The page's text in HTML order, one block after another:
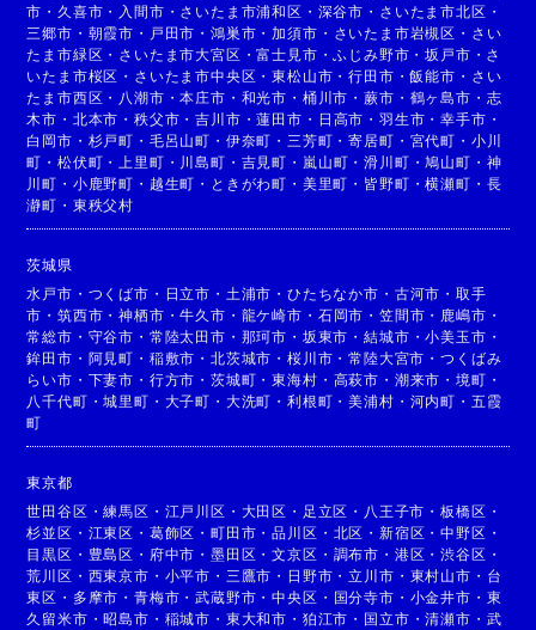
市 ・ 久喜市 ・ 入間市 ・ さいたま市浦和区 ・ 深谷市 ・ さいたま市北区 ・
三郷市 ・ 朝霞市 ・ 戸田市 ・鴻巣市 ・加須市 ・ さいたま市岩槻区 ・ さい
たま市緑区 ・ さいたま市大宮区 ・富士見市 ・ふじみ野市 ・坂戸市 ・ さ
いたま市桜区 ・ さいたま市中央区 ・東松山市 ・行田市 ・飯能市 ・ さい
たま市西区 ・ 八潮市 ・本庄市 ・ 和光市 ・ 桶川市 ・蕨市 ・ 鶴ヶ島市 ・ 志
木市 ・ 北本市 ・秩父市 ・吉川市 ・蓮田市 ・ 日高市 ・ 羽生市 ・幸手市 ・
白岡市 ・ 杉戸町 ・ 毛呂山町 ・ 伊奈町 ・ 三芳町 ・寄居町 ・ 宮代町 ・ 小川
町 ・松伏町 ・ 上里町 ・ 川島町 ・ 吉見町 ・ 嵐山町 ・滑川町 ・鳩山町 ・ 神
川町 ・ 小鹿野町 ・ 越生町 ・ ときがわ町 ・ 美里町 ・ 皆野町 ・横瀬町 ・ 長
瀞町 ・ 東秩父村
茨城県
水戸市 ・ つくば市 ・ 日立市 ・ 土浦市 ・ひたちなか市 ・ 古河市 ・ 取手
市 ・筑西市 ・神栖市 ・牛久市 ・ 龍ケ崎市 ・ 石岡市 ・ 笠間市 ・ 鹿嶋市 ・
常総市 ・ 守谷市 ・ 常陸太田市 ・ 那珂市 ・ 坂東市 ・結城市 ・小美玉市 ・
鉾田市 ・ 阿見町 ・ 稲敷市 ・北茨城市 ・桜川市 ・常陸大宮市 ・つくばみ
らい市 ・ 下妻市 ・ 行方市 ・茨城町 ・東海村 ・ 高萩市 ・ 潮来市 ・ 境町 ・
八千代町 ・城里町 ・ 大子町 ・ 大洗町 ・利根町 ・美浦村 ・ 河内町 ・ 五霞
町
東京都
世田谷区 ・練馬区 ・ 江戸川区 ・ 大田区 ・ 足立区 ・ 八王子市 ・板橋区 ・
杉並区 ・ 江東区 ・ 葛飾区 ・町田市 ・品川区 ・ 北区 ・ 新宿区 ・中野区 ・
目黒区 ・ 豊島区 ・ 府中市 ・墨田区 ・文京区 ・ 調布市 ・ 港区 ・渋谷区 ・
荒川区 ・ 西東京市 ・ 小平市 ・ 三鷹市 ・ 日野市 ・立川市 ・ 東村山市 ・ 台
東区 ・ 多摩市 ・青梅市 ・武蔵野市 ・中央区 ・ 国分寺市 ・ 小金井市 ・ 東
久留米市 ・昭島市 ・ 稲城市 ・ 東大和市 ・ 狛江市 ・ 国立市 ・清瀬市 ・ 武